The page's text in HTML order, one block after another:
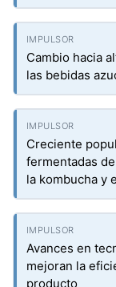
Cambio hacia
las bebidas
Creciente
fermentadas
la kombucha y
Avances en
mejoran la
producto